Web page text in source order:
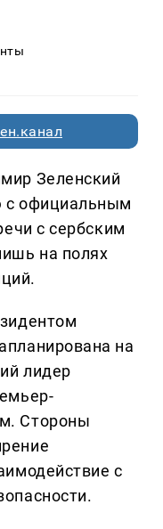
Зеленский
с официальным
с сербским
на полях
на
лидер
Стороны
с